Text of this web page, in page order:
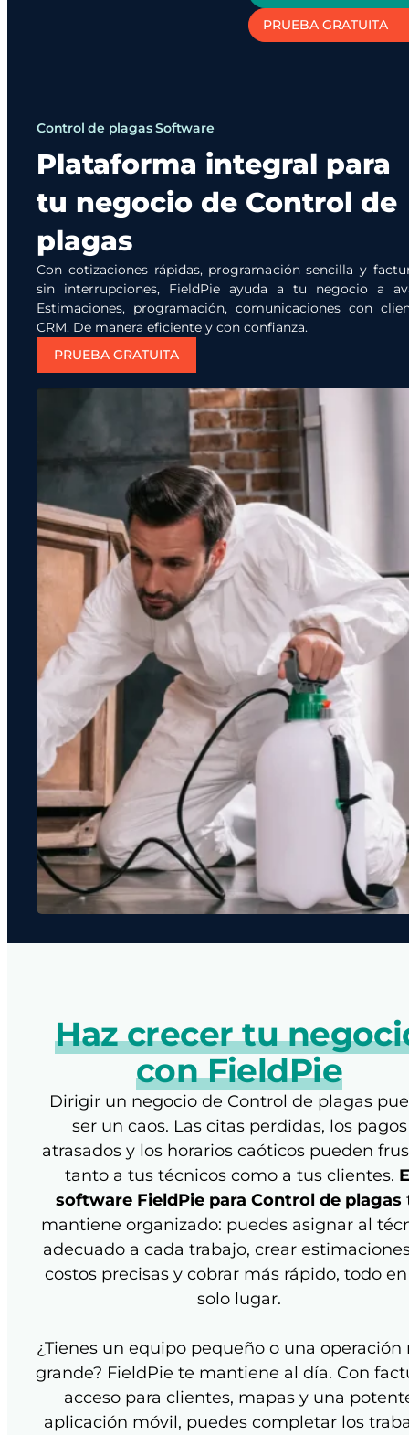
PRUEBA GRATUITA
Control de plagas Software
Plataforma integral para
tu negocio de Control de
plagas
Con cotizaciones rápidas, programación sencilla y
sin interrupciones, FieldPie ayuda a tu negocio a
Estimaciones, programación, comunicaciones con
CRM. De manera eficiente y con confianza.
PRUEBA GRATUITA
Haz crecer tu
con FieldPie
Dirigir un negocio de Control de plagas
ser un caos. Las citas perdidas, los pagos
atrasados y los horarios caóticos pueden
tanto a tus técnicos como a tus clientes.
software FieldPie para Control de plagas
mantiene organizado: puedes asignar al
adecuado a cada trabajo, crear
costos precisas y cobrar más rápido, todo
solo lugar.
¿Tienes un equipo pequeño o una operación
grande? FieldPie te mantiene al día. Con
acceso para clientes, mapas y una
aplicación móvil, puedes completar los